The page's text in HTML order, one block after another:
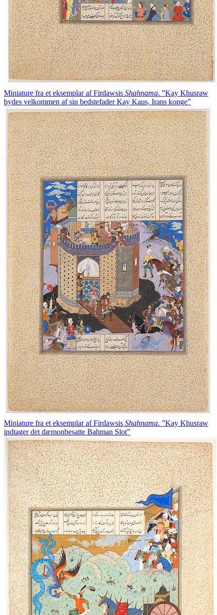
Miniature fra et eksemplar af Firdawsis Shahnama. ”Kay Khusraw
bydes velkommen af sin bedstefader Kay Kaus, Irans konge”
Miniature fra et eksemplar af Firdawsis Shahnama. ”Kay Khusraw
indtager det dæmonbesatte Bahman Slot”